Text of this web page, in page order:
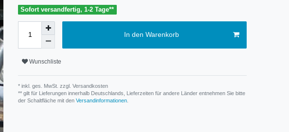
Sofort versandfertig, 1-2 Tage**
In den Warenkorb
Wunschliste
* inkl. ges. MwSt. zzgl. Versandkosten
** gilt für Lieferungen innerhalb Deutschlands, Lieferzeiten für andere Länder entnehmen Sie bitte
der Schaltfläche mit den Versandinformationen